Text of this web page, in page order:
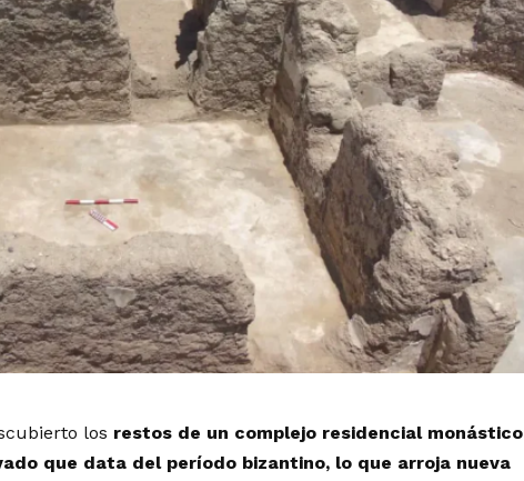
los restos de un complejo residencial monástico
que data del período bizantino, lo que arroja nueva